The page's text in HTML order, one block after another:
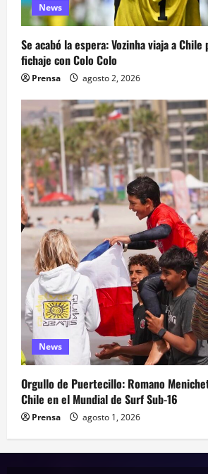
News
Se acabó la espera: Vozinha viaja a
fichaje con Colo Colo
Prensa agosto 2, 2026
News
Orgullo de Puertecillo: Romano
Chile en el Mundial de Surf Sub-16
Prensa agosto 1, 2026